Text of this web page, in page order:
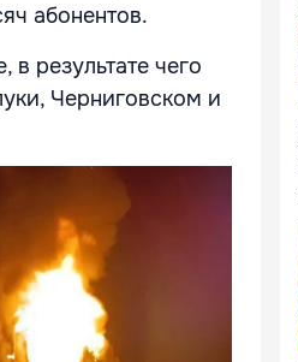
абонентов.
результате чего
Черниговском и